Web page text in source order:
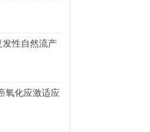
发性自然流产
氧化应激适应